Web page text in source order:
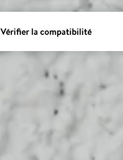
Vérifier la compatibilité